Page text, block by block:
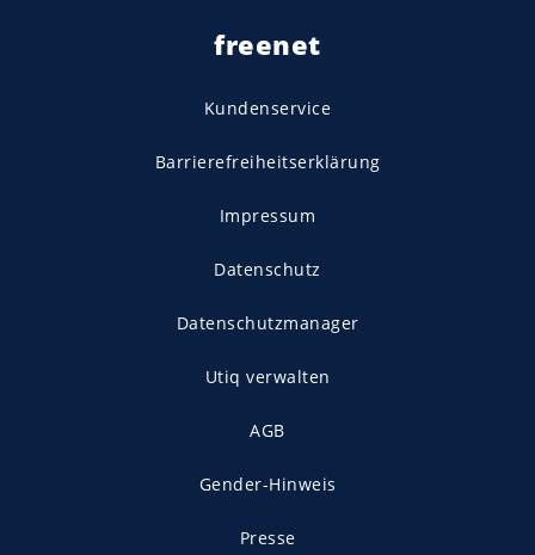
freenet
Kundenservice
Barrierefreiheitserklärung
Impressum
Datenschutz
Datenschutzmanager
Utiq verwalten
AGB
Gender-Hinweis
Presse